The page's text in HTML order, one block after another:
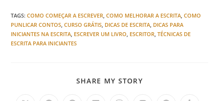
TAGS:COMO COMEÇAR A ESCREVER, COMO MELHORAR A ESCRITA, COMO
PUNLICAR CONTOS, CURSO GRÁTIS, DICAS DE ESCRITA, DICAS PARA
INICIANTES NA ESCRITA, ESCREVER UM LIVRO, ESCRITOR, TÉCNICAS DE
ESCRITA PARA INICIANTES
SHARE MY STORY